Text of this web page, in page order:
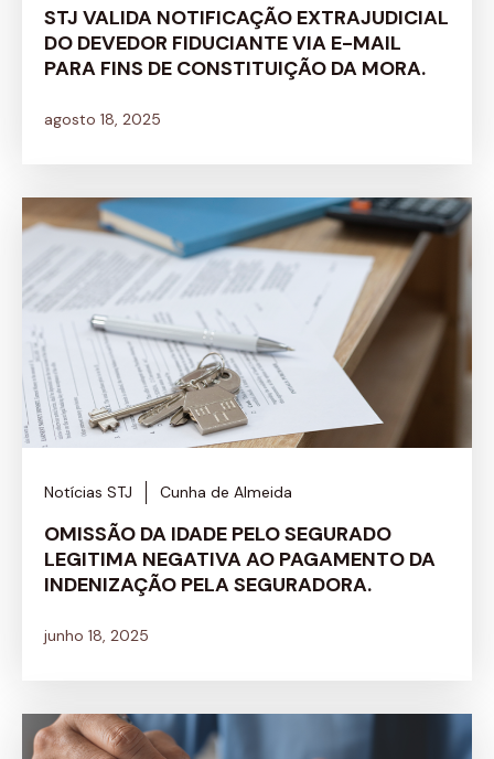
STJ VALIDA NOTIFICAÇÃO EXTRAJUDICIAL
DO DEVEDOR FIDUCIANTE VIA E-MAIL
PARA FINS DE CONSTITUIÇÃO DA MORA.
agosto 18, 2025
Notícias STJ Cunha de Almeida
OMISSÃO DA IDADE PELO SEGURADO
LEGITIMA NEGATIVA AO PAGAMENTO DA
INDENIZAÇÃO PELA SEGURADORA.
junho 18, 2025